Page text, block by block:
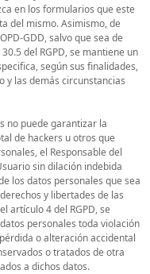
en los formularios que este
del mismo. Asimismo, de
GDD, salvo que sea de
del RGPD, se mantiene un
según sus finalidades,
y las demás circunstancias
no puede garantizar la
de hackers u otros que
el Responsable del
sin dilación indebida
los datos personales que sea
y libertades de las
artículo 4 del RGPD, se
personales toda violación
o alteración accidental
o tratados de otra
a dichos datos.